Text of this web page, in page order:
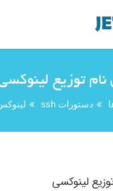
توزیع
دستورات ssh
لینوکسی